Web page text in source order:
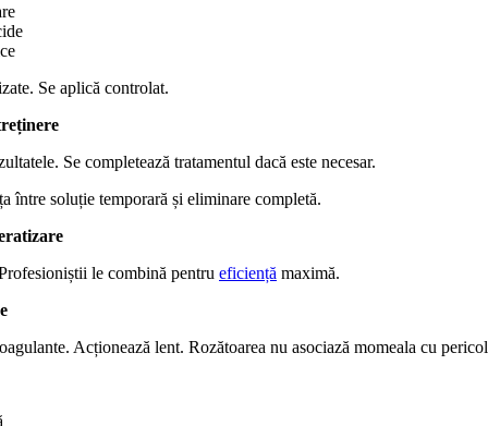
Se aplică controlat.
Se completează tratamentul dacă este necesar.
între soluție temporară și eliminare completă.
le combină pentru eficiență maximă.
Acționează lent. Rozătoarea nu asociază momeala cu